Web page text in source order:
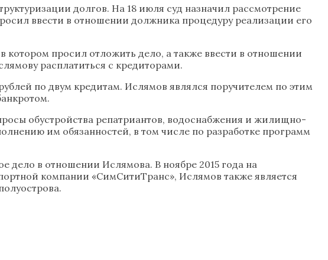
долгов. На 18 июля суд назначил рассмотрение
ввести в отношении должника процедуру реализации его
котором просил отложить дело, а также ввести в отношении
расплатиться с кредиторами.
по двум кредитам. Ислямов являлся поручителем по этим
обустройства репатриантов, водоснабжения и жилищно-
им обязанностей, в том числе по разработке программ
дело в отношении Ислямова. В ноябре 2015 года на
компании «СимСитиТранс», Ислямов также является